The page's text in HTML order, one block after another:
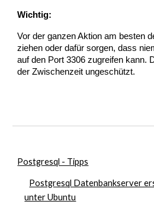
Wichtig:
Vor der ganzen Aktion am besten
ziehen oder dafür sorgen, dass
auf den Port 3306 zugreifen kann.
der Zwischenzeit ungeschützt.
Postgresql - Tipps
Postgresql Datenbankserver
unter Ubuntu